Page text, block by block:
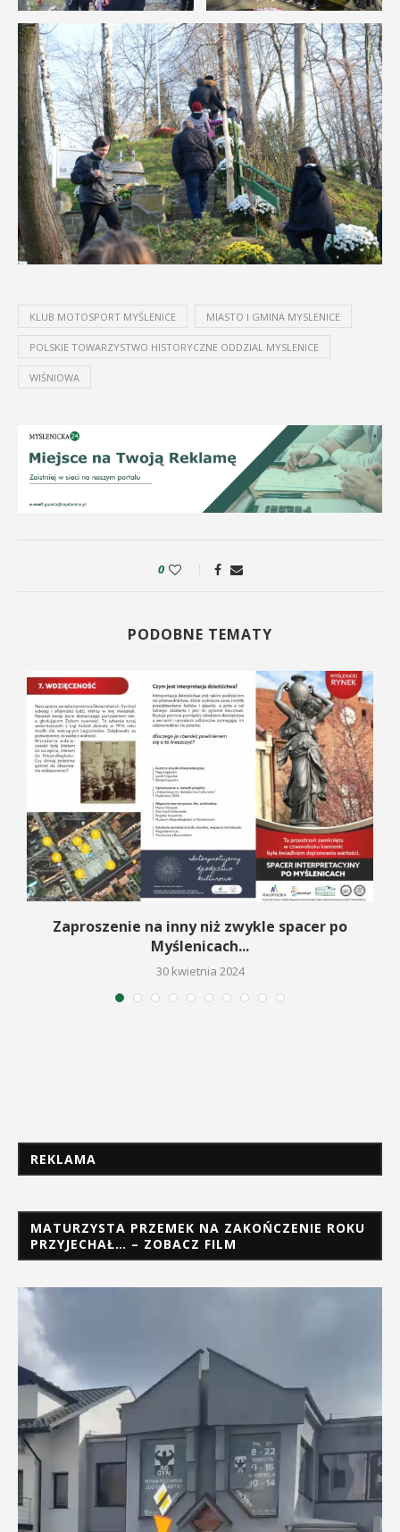
KLUB MOTOSPORT MYŚLENICE MIASTO I GMINA MYSLENICE
POLSKIE TOWARZYSTWO HISTORYCZNE ODDZIAL MYSLENICE
WIŚNIOWA
0
PODOBNE TEMATY
Zaproszenie na inny niż zwykle spacer po
Myślenicach...
30 kwietnia 2024
REKLAMA
MATURZYSTA PRZEMEK NA ZAKOŃCZENIE ROKU
PRZYJECHAŁ… – ZOBACZ FILM
Odtwarzacz